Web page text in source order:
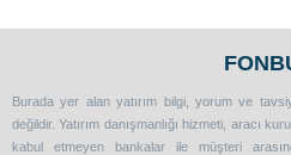
Burada yer alan yatırım bilgi, yorum ve
değildir. Yatırım danışmanlığı hizmeti, aracı
kabul etmeyen bankalar ile müşteri